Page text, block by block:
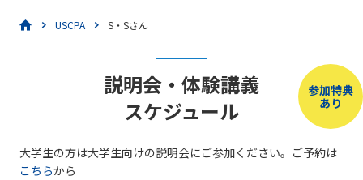
USCPA S・Sさん
参加特典
あり
説明会・体験講義
スケジュール
大学生の方は大学生向けの説明会にご参加ください。ご予約は
こちらから